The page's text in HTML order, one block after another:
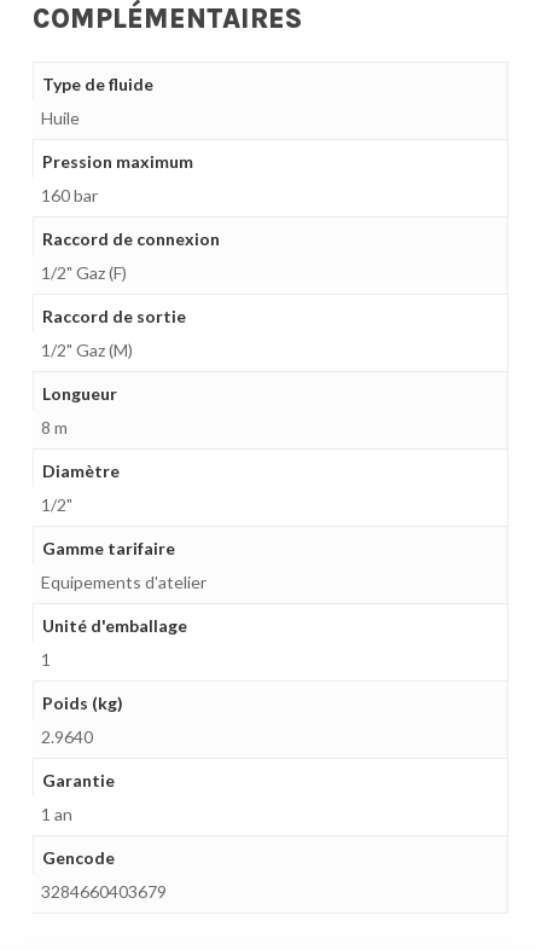
COMPLÉMENTAIRES
Type de fluide
Huile
Pression maximum
160 bar
Raccord de connexion
1/2" Gaz (F)
Raccord de sortie
1/2" Gaz (M)
Longueur
8 m
Diamètre
1/2"
Gamme tarifaire
Equipements d'atelier
Unité d'emballage
1
Poids (kg)
2.9640
Garantie
1 an
Gencode
3284660403679